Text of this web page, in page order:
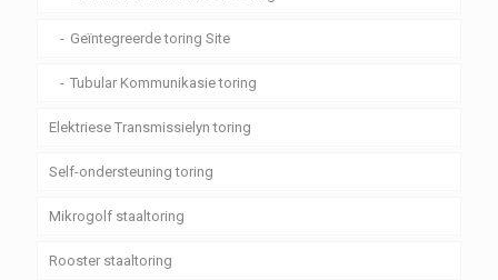
Geïntegreerde toring Site
Tubular Kommunikasie toring
Elektriese Transmissielyn toring
Self-ondersteuning toring
Mikrogolf staaltoring
Rooster staaltoring